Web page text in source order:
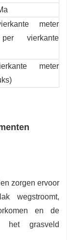
meter
vierkante
meter
zorgen ervoor
wegstroomt,
en de
het grasveld